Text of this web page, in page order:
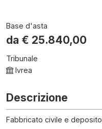
Base d'asta
da € 25.840,00
Tribunale
Ivrea
Descrizione
Fabbricato civile e deposito